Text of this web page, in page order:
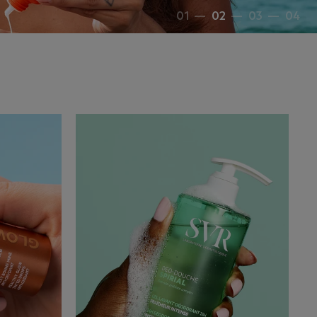
01 — 02 — 03 — 04